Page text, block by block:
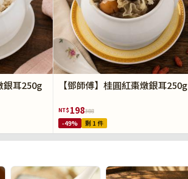
銀耳250g 【鄧師傅】桂圓紅棗燉銀耳250g
NT$198388
-49% 剩 1 件